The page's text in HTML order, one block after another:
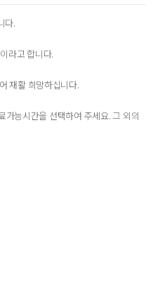
다.
라고 합니다.
재활 희망하십니다.
능시간을 선택하여 주세요. 그 외의